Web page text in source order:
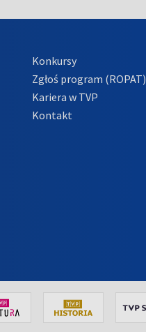
Konkursy
Zgłoś program (ROPAT)
Kariera w TVP
Kontakt